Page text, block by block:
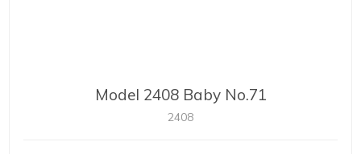
Model 2408 Baby No.71
2408